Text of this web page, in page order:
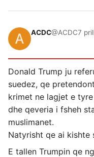
ACDC@ACDC7
Donald Trump ju
suedez, qe
krimet ne lagjet e
dhe qeveria i fsheh
muslimanet.
Natyrisht qe ai
E tallen Trumpin qe